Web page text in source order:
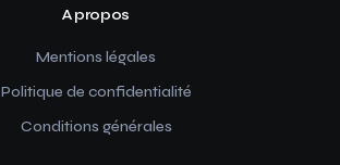
A propos
Mentions légales
Politique de confidentialité
Conditions générales